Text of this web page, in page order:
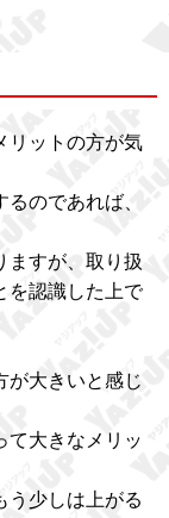
リットの方が気
のであれば、
ますが、取り扱
を認識した上で
が大きいと感じ
て大きなメリッ
う少しは上がる